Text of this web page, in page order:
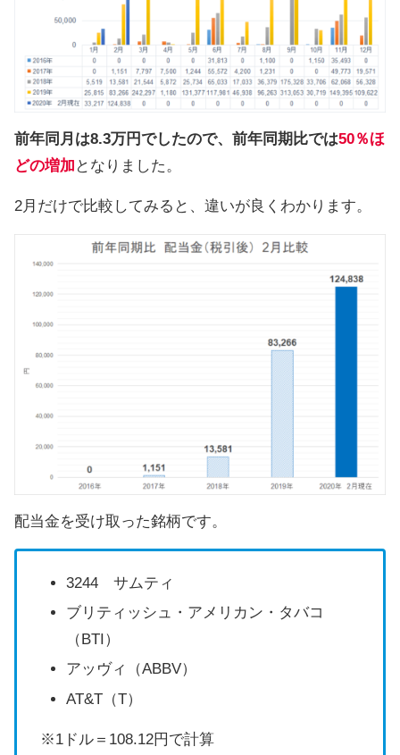
前年同月は8.3万円でしたので、前年同期比では50％ほ
どの増加 となりました。
2月だけで比較してみると、違いが良くわかります。
配当金を受け取った銘柄です。
3244 サムティ
ブリティッシュ・アメリカン・タバコ
（BTI）
アッヴィ（ABBV）
AT&T（T）
※1ドル＝108.12円で計算